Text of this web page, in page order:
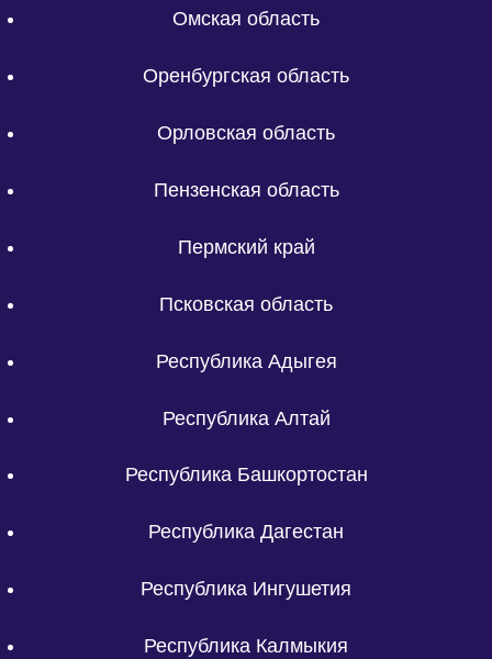
Омская область
Оренбургская область
Орловская область
Пензенская область
Пермский край
Псковская область
Республика Адыгея
Республика Алтай
Республика Башкортостан
Республика Дагестан
Республика Ингушетия
Республика Калмыкия